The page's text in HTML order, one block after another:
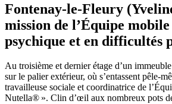
Fontenay-le-Fleury
mission de l’Équipe
psychique et en difficultés
Au troisième et dernier étage d’un
sur le palier extérieur, où s’entassent pêle-
travailleuse sociale et coordinatrice de
Nutella® ». Clin d’œil aux nombreux pots